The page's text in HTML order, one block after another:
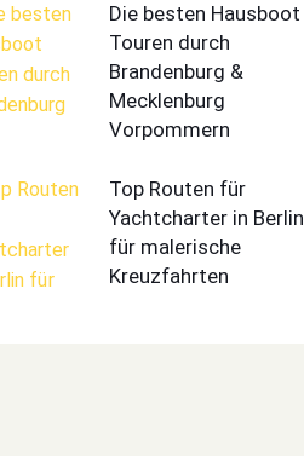
Die besten Hausboot
Touren durch
Brandenburg &
Mecklenburg
Vorpommern
Top Routen für
Yachtcharter in Berlin
für malerische
Kreuzfahrten